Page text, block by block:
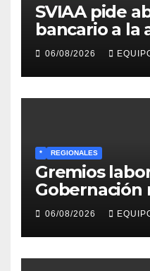
SVIAA pide
bancario a la
familiar en
06/08/2026
* REGIONALES
Gremios
Gobernación
propuesta
Recreativo de
para
activos
06/08/2026